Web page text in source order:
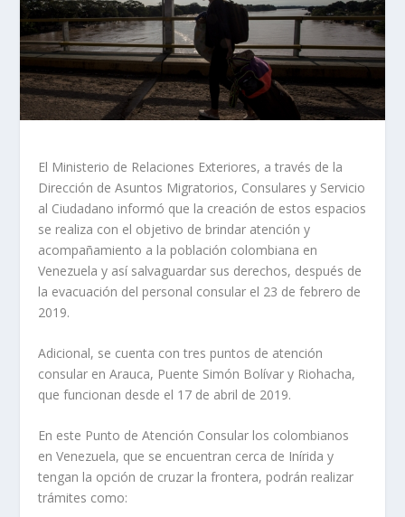
El Ministerio de Relaciones Exteriores, a través de la
Dirección de Asuntos Migratorios, Consulares y Servicio
al Ciudadano informó que la creación de estos espacios
se realiza con el objetivo de brindar atención y
acompañamiento a la población colombiana en
Venezuela y así salvaguardar sus derechos, después de
la evacuación del personal consular el 23 de febrero de
2019.
Adicional, se cuenta con tres puntos de atención
consular en Arauca, Puente Simón Bolívar y Riohacha,
que funcionan desde el 17 de abril de 2019.
En este Punto de Atención Consular los colombianos
en Venezuela, que se encuentran cerca de Inírida y
tengan la opción de cruzar la frontera, podrán realizar
trámites como: